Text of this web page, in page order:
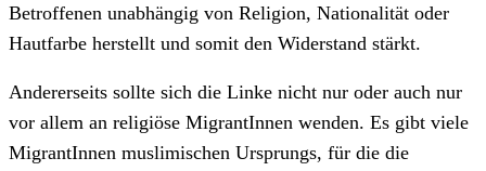
Betroffenen unabhängig von Religion, Nationalität oder
Hautfarbe herstellt und somit den Widerstand stärkt.
Andererseits sollte sich die Linke nicht nur oder auch nur
vor allem an religiöse MigrantInnen wenden. Es gibt viele
MigrantInnen muslimischen Ursprungs, für die die